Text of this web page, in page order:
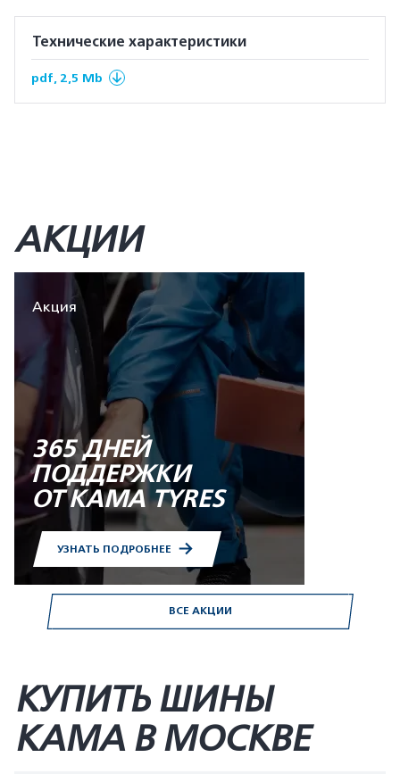
Технические характеристики
pdf, 2,5 Mb
ВСЕ АКЦИИ
АКЦИИ
Акция
365 ДНЕЙ
ПОДДЕРЖКИ
ОТ KAMA TYRES
УЗНАТЬ ПОДРОБНЕЕ
КУПИТЬ ШИНЫ
KAMA В МОСКВЕ